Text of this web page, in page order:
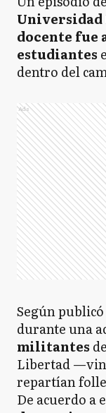
Universidad
docente fue
estudiantes
dentro del
Ads
Según publicó
durante una
militantes
Libertad
repartían
De acuerdo a